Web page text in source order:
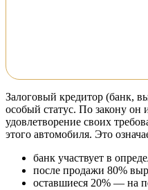
Залоговый кредитор (банк,
особый статус. По закону он
удовлетворение своих
этого автомобиля. Это
банк участвует в
после продажи 80%
оставшиеся 20% — на